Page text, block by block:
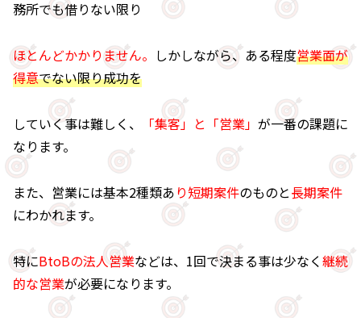
務所でも借りない限り
ほとんどかかりません。 しかしながら、ある程度営業面が
得意でない限り成功を
していく事は難しく、 「集客」と「営業」 が一番の課題に
なります。
また、営業には基本2種類あり短期案件のものと長期案件
にわかれます。
特にBtoBの法人営業などは、1回で決まる事は少なく 継続
的な営業が必要になります。